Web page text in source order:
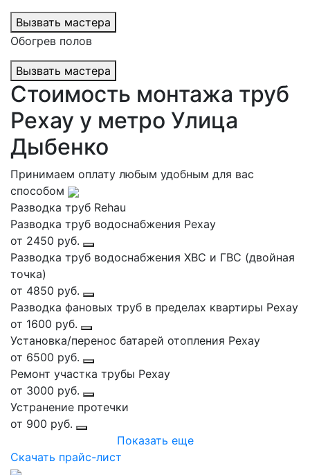
Вызвать мастера
Обогрев полов
Вызвать мастера
Стоимость монтажа труб
Рехау у метро Улица
Дыбенко
Принимаем оплату любым удобным для вас
способом
Разводка труб Rehau
Разводка труб водоснабжения Рехау
от 2450 руб.
Разводка труб водоснабжения ХВС и ГВС (двойная
точка)
от 4850 руб.
Разводка фановых труб в пределах квартиры Рехау
от 1600 руб.
Установка/перенос батарей отопления Рехау
от 6500 руб.
Ремонт участка трубы Рехау
от 3000 руб.
Устранение протечки
от 900 руб.
Показать еще
Скачать прайс-лист